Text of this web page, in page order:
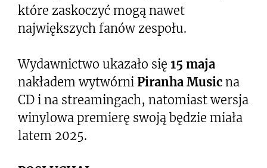
które zaskoczyć mogą nawet
największych fanów zespołu.
Wydawnictwo ukazało się 15 maja
nakładem wytwórni Piranha Music na
CD i na streamingach, natomiast wersja
winylowa premierę swoją będzie miała
latem 2025.